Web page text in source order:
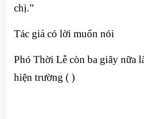
chị.”
Tác giả có lời muốn nói
Phó Thời Lễ còn ba giây nữa
hiện trường ( )